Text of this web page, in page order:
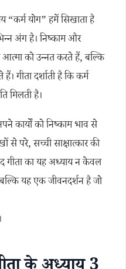
“कर्म योग” हमें सिखाता है
अंग है। निष्काम और
को उन्नत करते हैं, बल्कि
गीता दर्शाती है कि कर्म
मिलती है।
कार्यों को निष्काम भाव से
परे, सच्ची साक्षात्कार की
गीता का यह अध्याय न केवल
यह एक जीवनदर्शन है जो